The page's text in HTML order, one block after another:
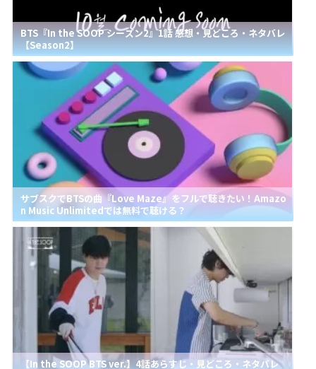
BTS『In the SOOP シーズン2』1話 感想・見どころ・ネタバレ
【Season2】
サブスクでBTSの曲『Love Maze』をフルで聴きたい！Amazo
n Music Unlimitedでは無料で聴ける？
【In the SOOP BTS ver.】4話あらすじ・見どころ・ネタバレ